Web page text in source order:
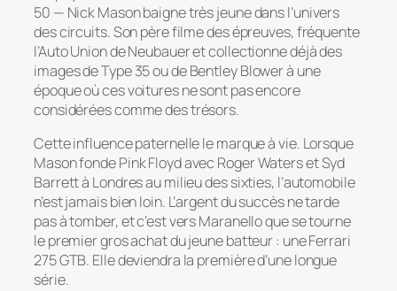
50 — Nick Mason baigne très jeune dans l’univers
des circuits. Son père filme des épreuves, fréquente
l’Auto Union de Neubauer et collectionne déjà des
images de Type 35 ou de Bentley Blower à une
époque où ces voitures ne sont pas encore
considérées comme des trésors.
Cette influence paternelle le marque à vie. Lorsque
Mason fonde Pink Floyd avec Roger Waters et Syd
Barrett à Londres au milieu des sixties, l’automobile
n’est jamais bien loin. L’argent du succès ne tarde
pas à tomber, et c’est vers Maranello que se tourne
le premier gros achat du jeune batteur : une Ferrari
275 GTB. Elle deviendra la première d’une longue
série.